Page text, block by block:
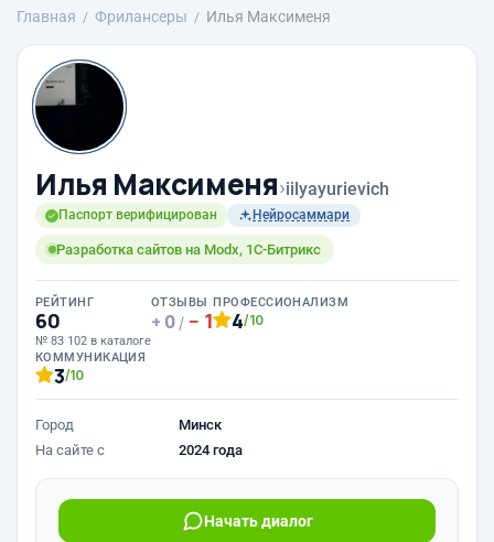
Главная Фрилансеры Илья Максименя
Илья Максименя›iilyayurievich
Паспорт верифицирован Нейросаммари
Разработка сайтов на Modx, 1C-Битрикс
РЕЙТИНГ
60
№ 83 102 в каталоге
ОТЗЫВЫ
0 / 1
ПРОФЕССИОНАЛИЗМ
4/10
КОММУНИКАЦИЯ
3/10
Город
Минск
На сайте с
2024 года
Начать диалог